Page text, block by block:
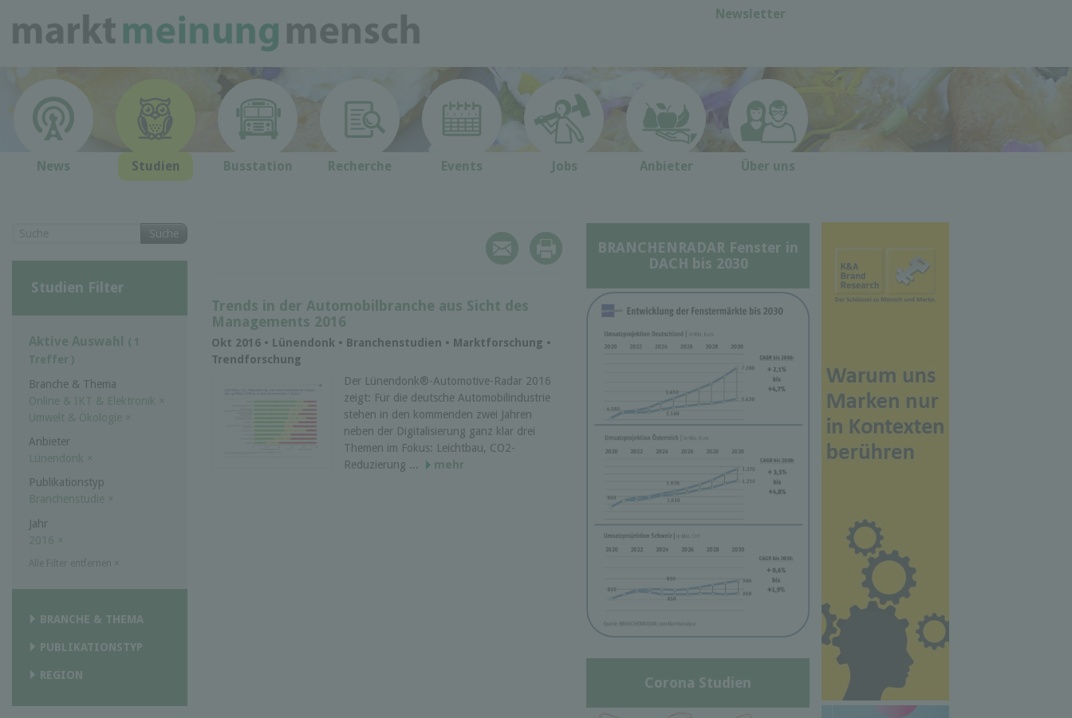
Newsletter
News Studien Busstation Recherche Events Jobs Anbieter Über uns
Trends in der Automobilbranche aus Sicht des
Managements 2016
Okt 2016 • Lünendonk • Branchenstudien • Marktforschung •
Trendforschung
Der Lünendonk®-Automotive-Radar 2016
zeigt: Für die deutsche Automobilindustrie
stehen in den kommenden zwei Jahren
neben der Digitalisierung ganz klar drei
Themen im Fokus: Leichtbau, CO2-
Reduzierung ...
mehr
Suche
Studien Filter
Aktive Auswahl ( 1
Treffer )
Branche & Thema
Online & IKT & Elektronik ×
Umwelt & Ökologie ×
Anbieter
Lünendonk ×
Publikationstyp
Branchenstudie ×
Jahr
2016 ×
BRANCHE & THEMA
PUBLIKATIONSTYP
REGION
BRANCHENRADAR Fenster in
DACH bis 2030
Corona Studien